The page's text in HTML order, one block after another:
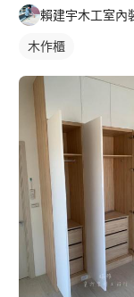
賴建宇木工室內
木作櫃